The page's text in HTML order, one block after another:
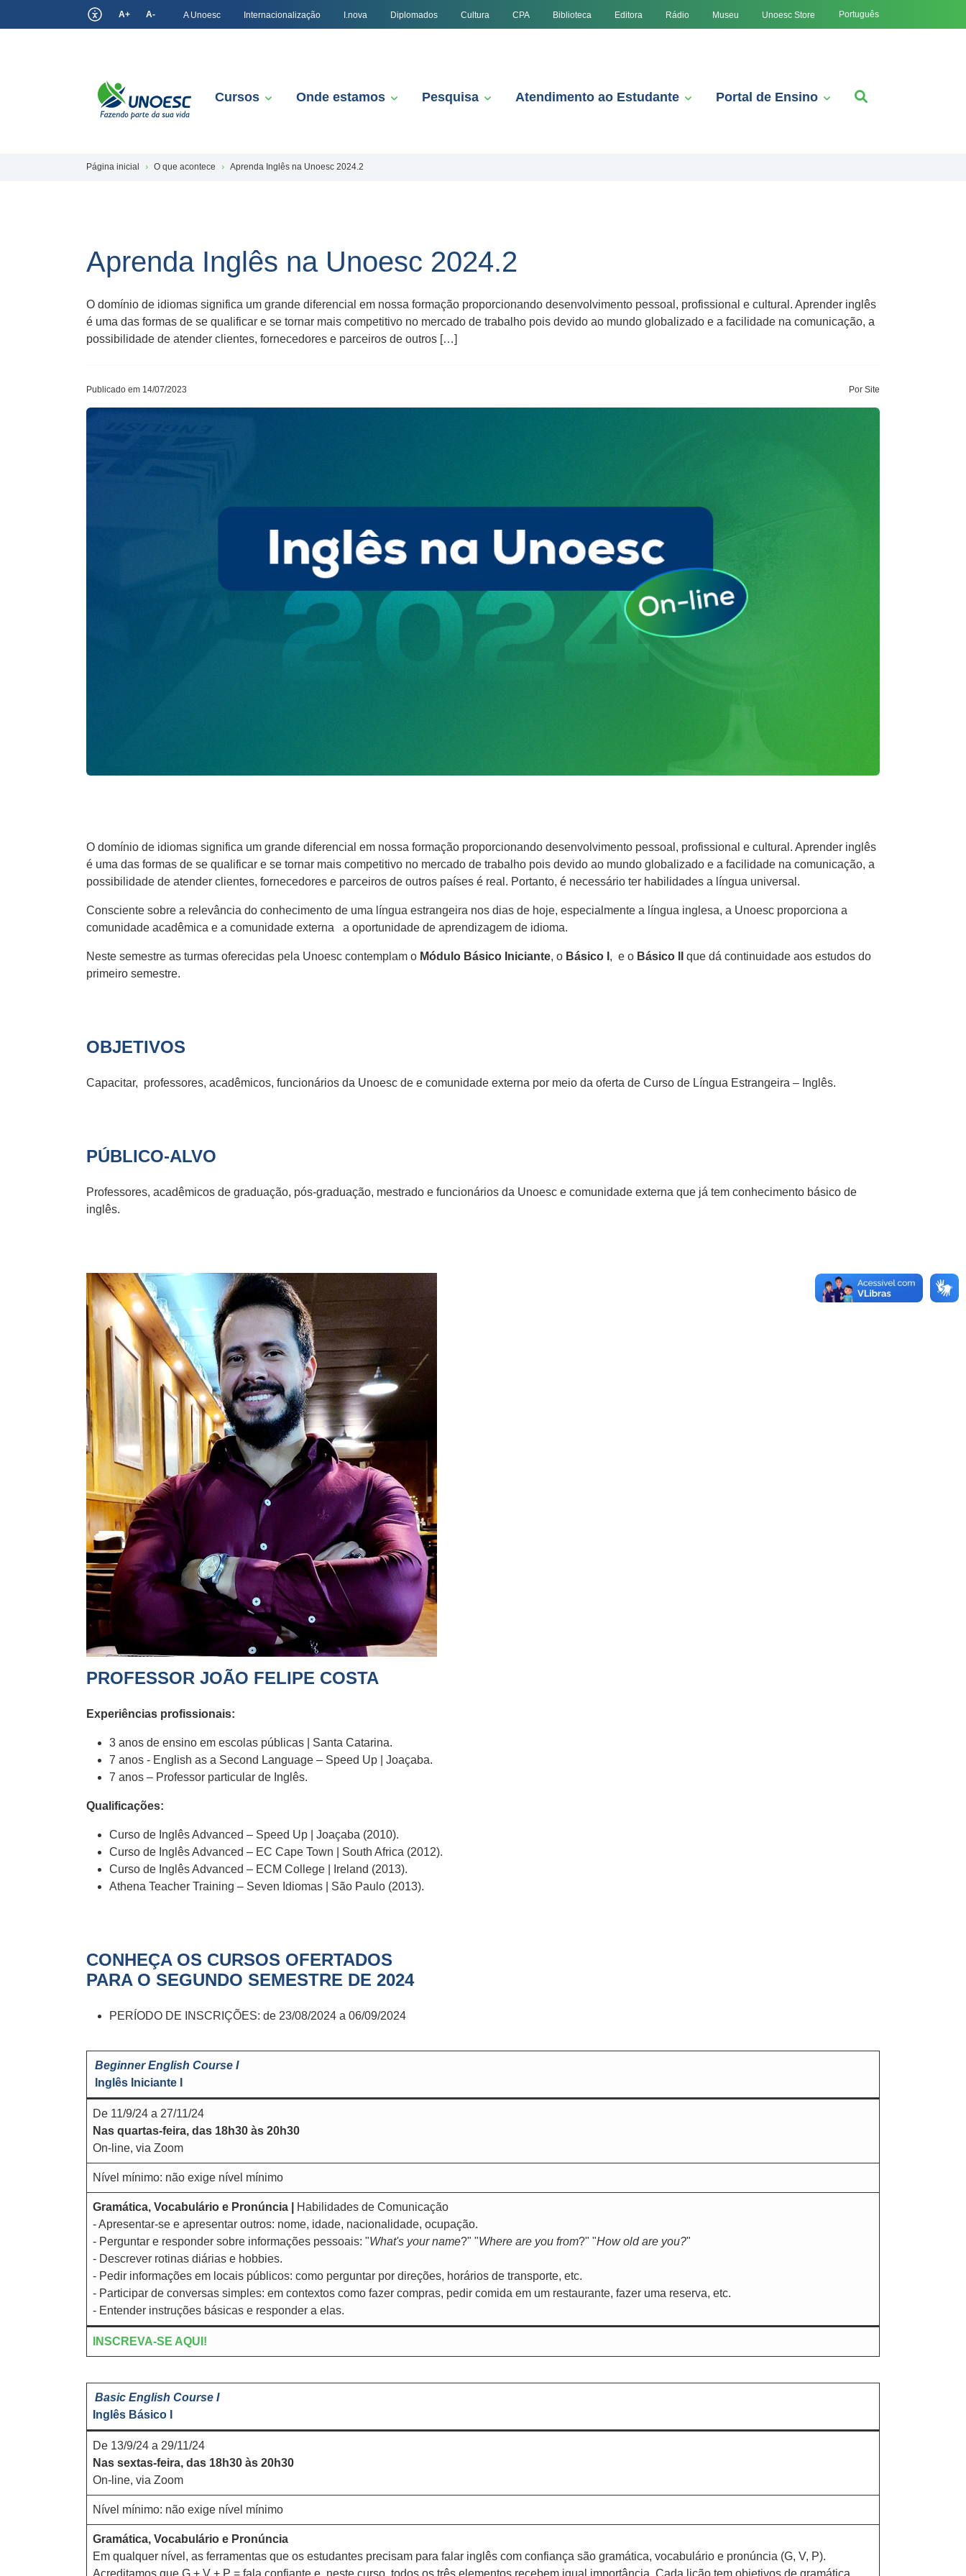
A+ A- A Unoesc Internacionalização I.nova Diplomados Cultura CPA Biblioteca Editora Rádio Museu Unoesc Store Português
Cursos Onde estamos Pesquisa Atendimento ao Estudante Portal de Ensino
Página inicial O que acontece Aprenda Inglês na Unoesc 2024.2
Aprenda Inglês na Unoesc 2024.2
O domínio de idiomas significa um grande diferencial em nossa formação proporcionando desenvolvimento pessoal, profissional e cultural. Aprender inglês
é uma das formas de se qualificar e se tornar mais competitivo no mercado de trabalho pois devido ao mundo globalizado e a facilidade na comunicação, a
possibilidade de atender clientes, fornecedores e parceiros de outros […]
Publicado em 14/07/2023 Por Site
O domínio de idiomas significa um grande diferencial em nossa formação proporcionando desenvolvimento pessoal, profissional e cultural. Aprender inglês
é uma das formas de se qualificar e se tornar mais competitivo no mercado de trabalho pois devido ao mundo globalizado e a facilidade na comunicação, a
possibilidade de atender clientes, fornecedores e parceiros de outros países é real. Portanto, é necessário ter habilidades a língua universal.
Consciente sobre a relevância do conhecimento de uma língua estrangeira nos dias de hoje, especialmente a língua inglesa, a Unoesc proporciona a
comunidade acadêmica e a comunidade externa a oportunidade de aprendizagem de idioma.
Neste semestre as turmas oferecidas pela Unoesc contemplam o Módulo Básico Iniciante, o Básico I , e o Básico II que dá continuidade aos estudos do
primeiro semestre.
OBJETIVOS
Capacitar, professores, acadêmicos, funcionários da Unoesc de e comunidade externa por meio da oferta de Curso de Língua Estrangeira – Inglês.
PÚBLICO-ALVO
Professores, acadêmicos de graduação, pós-graduação, mestrado e funcionários da Unoesc e comunidade externa que já tem conhecimento básico de
inglês.
PROFESSOR JOÃO FELIPE COSTA
Experiências profissionais:
3 anos de ensino em escolas públicas | Santa Catarina.
7 anos - English as a Second Language – Speed Up | Joaçaba.
7 anos – Professor particular de Inglês.
Qualificações:
Curso de Inglês Advanced – Speed Up | Joaçaba (2010).
Curso de Inglês Advanced – EC Cape Town | South Africa (2012).
Curso de Inglês Advanced – ECM College | Ireland (2013).
Athena Teacher Training – Seven Idiomas | São Paulo (2013).
CONHEÇA OS CURSOS OFERTADOS
PARA O SEGUNDO SEMESTRE DE 2024
PERÍODO DE INSCRIÇÕES: de 23/08/2024 a 06/09/2024
Beginner English Course I
Inglês Iniciante I
De 11/9/24 a 27/11/24
Nas quartas-feira, das 18h30 às 20h30
On-line, via Zoom
Nível mínimo: não exige nível mínimo
Gramática, Vocabulário e Pronúncia |
Habilidades de Comunicação
- Apresentar-se e apresentar outros: nome, idade, nacionalidade, ocupação.
- Perguntar e responder sobre informações pessoais: "What's your name?" "Where are you from?" "How old are you?"
- Descrever rotinas diárias e hobbies.
- Pedir informações em locais públicos: como perguntar por direções, horários de transporte, etc.
- Participar de conversas simples: em contextos como fazer compras, pedir comida em um restaurante, fazer uma reserva, etc.
- Entender instruções básicas e responder a elas.
INSCREVA-SE AQUI!
Basic English Course I
Inglês Básico I
De 13/9/24 a 29/11/24
Nas sextas-feira, das 18h30 às 20h30
On-line, via Zoom
Nível mínimo: não exige nível mínimo
Gramática, Vocabulário e Pronúncia
Em qualquer nível, as ferramentas que os estudantes precisam para falar inglês com confiança são gramática, vocabulário e pronúncia (G, V, P).